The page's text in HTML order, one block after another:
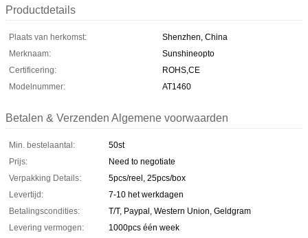
Productdetails
Plaats van herkomst:
Shenzhen, China
Merknaam:
Sunshineopto
Certificering:
ROHS,CE
Modelnummer:
AT1460
Betalen & Verzenden Algemene voorwaarden
Min. bestelaantal:
50st
Prijs:
Need to negotiate
Verpakking Details:
5pcs/reel, 25pcs/box
Levertijd:
7-10 het werkdagen
Betalingscondities:
T/T, Paypal, Western Union, Geldgram
Levering vermogen:
1000pcs één week